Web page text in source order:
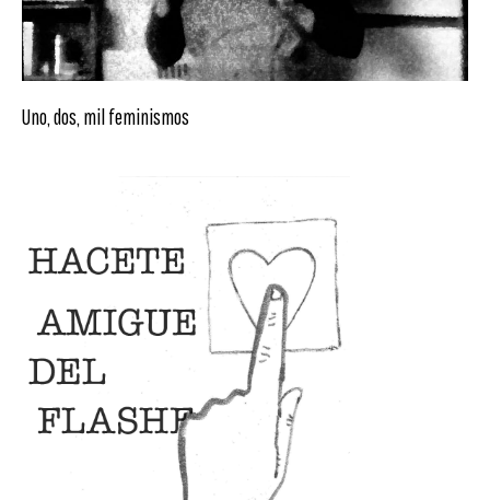
Uno, dos, mil feminismos